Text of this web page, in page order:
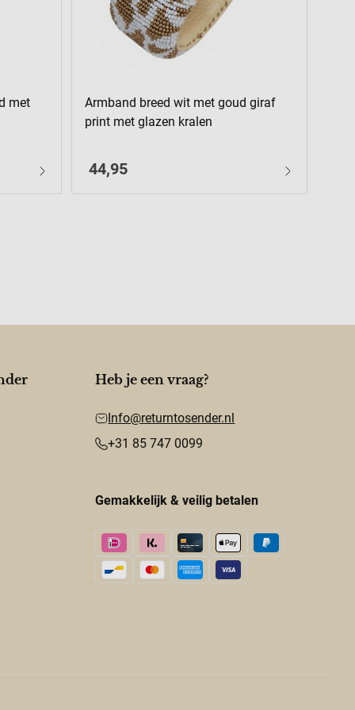
met
Armband breed wit met goud giraf
print met glazen kralen
44,95
Heb je een vraag?
Info@returntosender.nl
+31 85 747 0099
Gemakkelijk & veilig betalen